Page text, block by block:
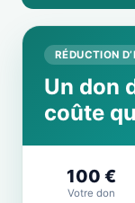
RÉDUCTION
Un don
coûte
100 €
Votre don